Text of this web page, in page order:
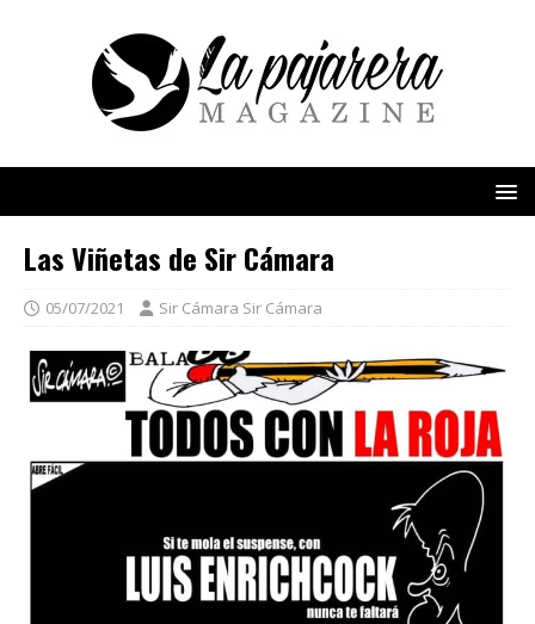
Las Viñetas de Sir Cámara
05/07/2021 Sir Cámara Sir Cámara